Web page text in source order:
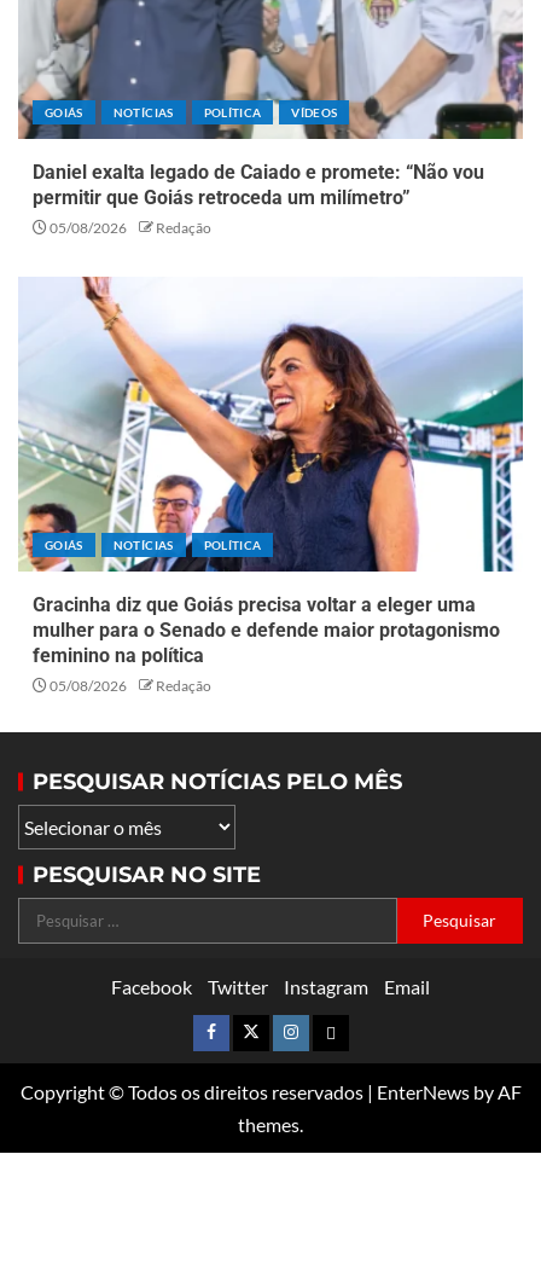
GOIÁS NOTÍCIAS POLÍTICA VÍDEOS
Daniel exalta legado de Caiado e promete: “Não vou
permitir que Goiás retroceda um milímetro”
05/08/2026 Redação
GOIÁS NOTÍCIAS POLÍTICA
Gracinha diz que Goiás precisa voltar a eleger uma
mulher para o Senado e defende maior protagonismo
feminino na política
05/08/2026 Redação
PESQUISAR NOTÍCIAS PELO MÊS
PESQUISAR NO SITE
Facebook Twitter Instagram Email
Copyright © Todos os direitos reservados | EnterNewsby AF
themes.